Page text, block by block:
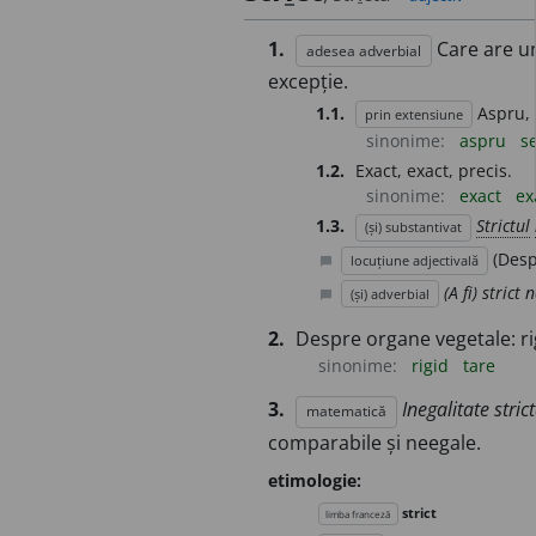
1. adesea adverbial
Care are
excepție.
1.1. prin extensiune
Aspru,
sinonime:
aspru
1.2. Exact, exact, precis.
sinonime:
exact
1.3.
(și) substantivat Strictul
locuțiune adjectivală
(și) adverbial (A fi) strict
2. Despre organe vegetale:
sinonime: rigid tare
3. matematică Inegalitate
comparabile și neegale.
etimologie:
limba franceză
strict